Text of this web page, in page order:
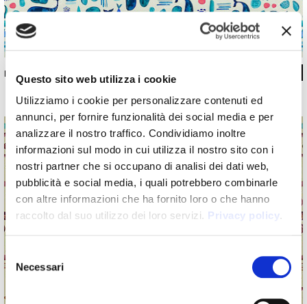
Questo sito web utilizza i cookie
Utilizziamo i cookie per personalizzare contenuti ed
annunci, per fornire funzionalità dei social media e per
analizzare il nostro traffico. Condividiamo inoltre
informazioni sul modo in cui utilizza il nostro sito con i
nostri partner che si occupano di analisi dei dati web,
pubblicità e social media, i quali potrebbero combinarle
con altre informazioni che ha fornito loro o che hanno
raccolto dal suo utilizzo dei loro servizi. Privacy policy.
Selezione
delNecessari
INKXIAZ1801